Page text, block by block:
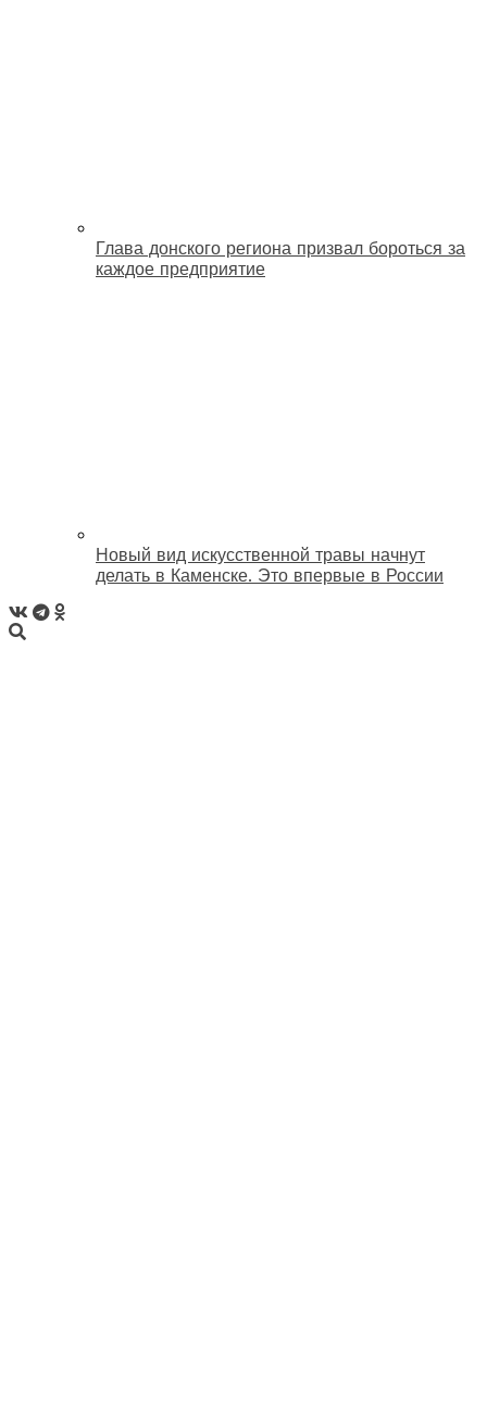
Глава донского региона призвал бороться за
каждое предприятие
Новый вид искусственной травы начнут
делать в Каменске. Это впервые в России